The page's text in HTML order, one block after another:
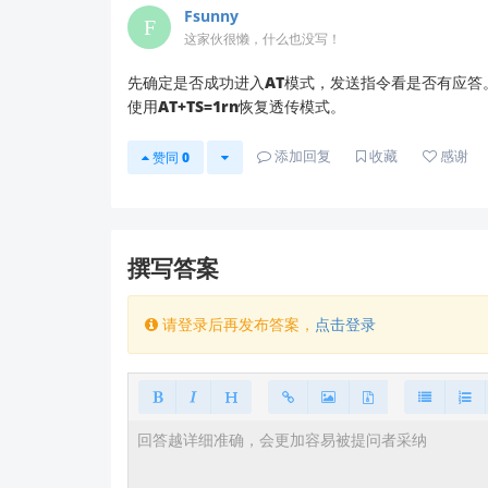
AT+NAME=12345  [发送后等待"OK"]
AT+SAVE        [保存配置，等待"OK"]
检查串口参数：确认波特率115200（默认
补充建议：
根据中记录的类似案例（2025-7-6记录的HLK-
如需更详细的指导，您可以：
访问我们的技术问答平台
搜索"HLK-B26
下载最新版产品手册
将具体现象和固件版本信息发送至技术
Fsunny
这家伙很懒，什么也没写！
先确定是否成功进入AT模式，发送指令看是否有应
使用AT+TS=1rn恢复透传模式。
赞同 0 添加回复 收藏 感谢
撰写答案
请登录后再发布答案， 点击登录